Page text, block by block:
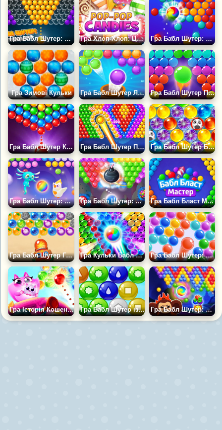
Гра Бабл Шутер: Стандарт Гра Хлоп-Хлоп: Цукерки Гра Бабл Шутер: Класичний Поп
Гра Зимові Кульки Гра Бабл Шутер Легенда Гра Бабл Шутер Про 2
Гра Бабл Шутер Класика Гра Бабл Шутер Про Гра Бабл Шутер Бласт
Гра Бабл Шутер: Лопни Зараз Гра Бабл Шутер: Льодяники Гра Бабл Бласт Майстер
Гра Бабл Шутер Гаваї Гра Кульки Бабл Шутер Гра Бабл Шутер: Ultimate
Гра Історія Кошенят: Кульки Гра Бабл Шутер із фігурками Гра Бабл Шутер: Веселі Апельсини